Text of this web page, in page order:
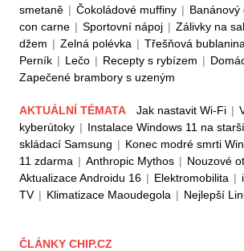
smetaně | Čokoládové muffiny | Banánový
con carne | Sportovní nápoj | Zálivky na
džem | Zelná polévka | Třešňová bublanina
Perník | Lečo | Recepty s rybízem |
Zapečené brambory s uzeným
AKTUÁLNÍ TÉMATA Jak nastavit Wi-Fi |
kyberútoky | Instalace Windows 11 na
skládací Samsung | Konec modré smrti
11 zdarma | Anthropic Mythos | Nouzové
Aktualizace Androidu 16 | Elektromobilita |
TV | Klimatizace Maoudegola | Nejlepší
ČLÁNKY CHIP.CZ